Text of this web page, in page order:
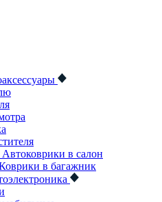
Автоковрики в салон
в багажник